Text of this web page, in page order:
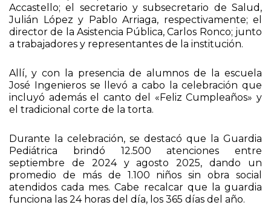
Accastello; el secretario y subsecretario de Salud,
Julián López y Pablo Arriaga, respectivamente; el
director de la Asistencia Pública, Carlos Ronco; junto
a trabajadores y representantes de la institución.
Allí, y con la presencia de alumnos de la escuela
José Ingenieros se llevó a cabo la celebración que
incluyó además el canto del «Feliz Cumpleaños» y
el tradicional corte de la torta.
Durante la celebración, se destacó que la Guardia
Pediátrica brindó 12.500 atenciones entre
septiembre de 2024 y agosto 2025, dando un
promedio de más de 1.100 niños sin obra social
atendidos cada mes. Cabe recalcar que la guardia
funciona las 24 horas del día, los 365 días del año.